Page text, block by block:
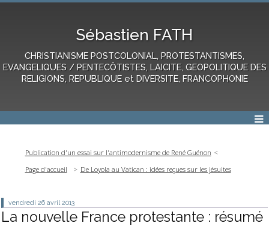
Sébastien FATH
CHRISTIANISME POSTCOLONIAL, PROTESTANTISMES,
EVANGELIQUES / PENTECÔTISTES, LAICITE, GEOPOLITIQUE DES
RELIGIONS, REPUBLIQUE et DIVERSITE, FRANCOPHONIE
Publication d'un essai sur l'antimodernisme de René Guénon
Page d'accueil
De Loyola au Vatican : idées reçues sur les jésuites
vendredi 26 avril 2013
La nouvelle France protestante : résumé